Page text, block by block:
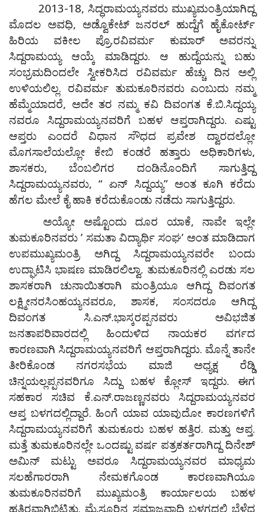
2013-18, ಸಿದ್ಧರಾಮಯ್ಯನವರು ಮುಖ್ಯಮಂತ್ರಿಯಾಗಿದ್ದ
ಮೊದಲ ಅವಧಿ, ಅಡ್ವೊಕೇಟ್ ಜನರಲ್ ಹುದ್ದೆಗೆ ಹೈಕೋರ್ಟ್
ಹಿರಿಯ ವಕೀಲ ಪ್ರೊ.ರವಿವರ್ಮ ಕುಮಾರ್ ಅವರನ್ನು
ಸಿದ್ದರಾಮಯ್ಯ ಆಯ್ಕೆ ಮಾಡಿದ್ದರು. ಆ ಹುದ್ದೆಯನ್ನು ಬಹು
ಸಂಭ್ರಮದಿಂದಲೇ ಸ್ವೀಕರಿಸಿದ ರವಿವರ್ಮ ಹೆಚ್ಚು ದಿನ ಅಲ್ಲಿ
ಉಳಿಯಲಿಲ್ಲ. ರವಿವರ್ಮ ತುಮಕೂರಿನವರು ಎಂಬುದು ನಮ್ಮ
ಹೆಮ್ಮೆಯಾದರೆ, ಅದೇ ತರ ನಮ್ಮ ಕವಿ ದಿವಂಗತ ಕೆ.ಬಿ.ಸಿದ್ದಯ್ಯ
ನವರೂ ಸಿದ್ದರಾಮಯ್ಯನವರಿಗೆ ಬಹಳ ಆಪ್ತರಾಗಿದ್ದರು. ಎಷ್ಟು
ಆಪ್ತರು ಎಂದರೆ ವಿಧಾನ ಸೌಧದ ಪ್ರವೇಶ ದ್ವಾರದಲ್ಲೋ
ಮೊಗಸಾಲೆಯಲ್ಲೋ ಕೇಬಿ ಕಂಡರೆ ಹತ್ತಾರು ಅಧಿಕಾರಿಗಳು,
ಶಾಸಕರು, ಬೆಂಬಲಿಗರ ದಂಡಿನೊಂದಿಗೆ ಸಾಗುತ್ತಿದ್ದ
ಸಿದ್ದರಾಮಯ್ಯನವರು, “ ಏನ್ ಸಿದ್ದಯ್ಯ” ಅಂತ ಕೂಗಿ ಕರೆದು
ಹೆಗಲ ಮೇಲೆ ಕೈ ಹಾಕಿ ಕರೆದುಕೊಂಡು ನಡೆದು ಸಾಗುತ್ತಿದ್ದರು.
ಅಯ್ಯೋ ಅಷ್ಟೊಂದು ದೂರ ಯಾಕೆ, ನಾವೇ ಇಲ್ಲೇ
ತುಮಕೂರಿನವರು ʼ ಸಮತಾ ವಿದ್ಯಾರ್ಥಿ ಸಂಘʼ ಅಂತ ಮಾಡಿದಾಗ
ಉಪಮುಖ್ಯಮಂತ್ರಿ ಅಗಿದ್ದ ಸಿದ್ದರಾಮಯ್ಯನವರೇ ಬಂದು
ಉದ್ಘಾಟಿಸಿ ಭಾಷಣ ಮಾಡಿರಲಿಲ್ವಾ. ತುಮಕೂರಿನಲ್ಲಿ ಎರಡು ಸಲ
ಶಾಸಕರಾಗಿ ಚುನಾಯಿತರಾಗಿ ಮಂತ್ರಿಯೂ ಆಗಿದ್ದ ದಿವಂಗತ
ಲಕ್ಷ್ಮೀನರಸಿಂಹಯ್ಯನವರೂ, ಶಾಸಕ, ಸಂಸದರೂ ಆಗಿದ್ದ
ದಿವಂಗತ ಸಿ.ಎನ್.ಭಾಸ್ಕರಪ್ಪನವರು ಅವಿಭಜಿತ
ಜನತಾಪರಿವಾರದಲ್ಲಿ ಹಿಂದುಳಿದ ನಾಯಕರ ವರ್ಗದ
ಕಾರಣವಾಗಿ ಸಿದ್ದರಾಮಯ್ಯನವರಿಗೆ ಆಪ್ತರಾಗಿದ್ದರು. ಮೊನ್ನೆ ತಾನೇ
ತೀರಿಕೊಂಡ ನಗರಸಭೆಯ ಮಾಜಿ ಅಧ್ಯಕ್ಷ ರೆಡ್ಡಿ
ಚಿನ್ನಯಲ್ಲಪ್ಪನವರಿಗೂ ಸಿದ್ದು ಬಹಳ ಕ್ಲೋಸ್ ಇದ್ದರು. ಈಗ
ಸಹಕಾರ ಸಚಿವ ಕೆ.ಎನ್.ರಾಜಣ್ಣನವರು ಸಿದ್ದರಾಮಯ್ಯನವರ
ಆಪ್ತ ಬಳಗದಲ್ಲಿದ್ದಾರೆ. ಹಿಂಗೆ ಯಾವ ಯಾವುದೋ ಕಾರಣಗಳಿಗೆ
ಸಿದ್ದರಾಮಯ್ಯನವರಿಗೆ ತುಮಕೂರು ಬಹಳ ಹತ್ತಿರ. ಮತ್ತು ಆಪ್ತ.
ಮತ್ತೆ ತುಮಕೂರಿನಲ್ಲೇ ಒಂದಷ್ಟು ವರ್ಷ ಪತ್ರಕರ್ತರಾಗಿದ್ದ ದಿನೇಶ್
ಅಮಿನ್ ಮಟ್ಟು ಅವರೂ ಸಿದ್ದರಾಮಯ್ಯನವರ ಮಾಧ್ಯಮ
ಸಲಹೆಗಾರರಾಗಿ ನೇಮಕಗೊಂಡ ಕಾರಣವಾಗಿಯೂ
ತುಮಕೂರಿನವರಿಗೆ ಮುಖ್ಯಮಂತ್ರಿ ಕಾರ್ಯಾಲಯ ಬಹಳ
ಹತ್ತಿರವಾಗಿಬಿಟ್ಟಿತು. ಮೈಸೂರಿನ ಸಮಾಜವಾದಿ ಬಳಗದಲ್ಲಿ ಬೆಳೆದ